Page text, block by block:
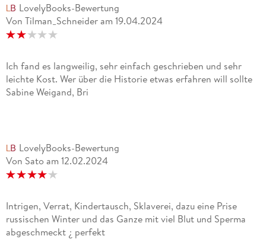
LovelyBooks-Bewertung
Von Tilman_Schneider am 19.04.2024
Ich fand es langweilig, sehr einfach geschrieben und sehr
leichte Kost. Wer über die Historie etwas erfahren will sollte
Sabine Weigand, Bri
LovelyBooks-Bewertung
Von Sato am 12.02.2024
Intrigen, Verrat, Kindertausch, Sklaverei, dazu eine Prise
russischen Winter und das Ganze mit viel Blut und Sperma
abgeschmeckt ¿ perfekt